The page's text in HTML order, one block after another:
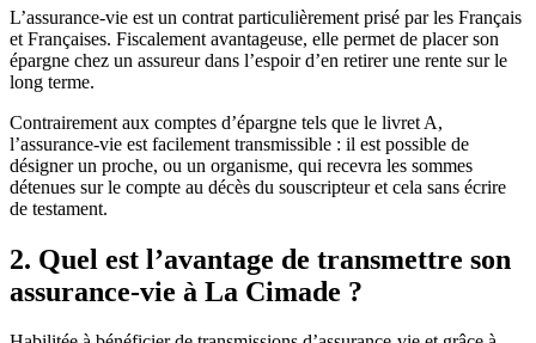
L’assurance-vie est un contrat particulièrement prisé par les Français
et Françaises. Fiscalement avantageuse, elle permet de placer son
épargne chez un assureur dans l’espoir d’en retirer une rente sur le
long terme.
Contrairement aux comptes d’épargne tels que le livret A,
l’assurance-vie est facilement transmissible : il est possible de
désigner un proche, ou un organisme, qui recevra les sommes
détenues sur le compte au décès du souscripteur et cela sans écrire
de testament.
2. Quel est l’avantage de transmettre son
assurance-vie à La Cimade ?